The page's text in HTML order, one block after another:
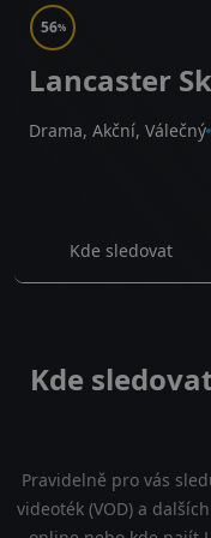
56%
Lancaster
Drama, Akční, Válečný
Kde sledovat
Kde
Pravidelně pro vás
videoték (VOD) a